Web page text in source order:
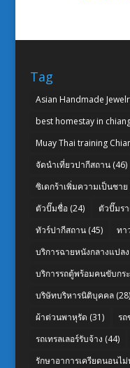
Tag
Asian Handmade
best homestay in
Muay Thai training
จัดนำเที่ยวปากีสถาน(46)
ซิเดกร้าเพิ่มความเป็นชาย
ตัวปั๊มชื่อ(24) ตัวปั๊มร
ทัวร์ปากีสถาน(45) ทา
บริการฉายหนังกลางแปลง
บริการรถตู้พร้อมคนขับกร
บริษัทบริหารนิติบุคคล(28)
ผ้าต่วนพาหุรัด (31) ร
รถเทรลเลอร์รับจ้าง (44)
รักษาอาการเครียดนอนไ